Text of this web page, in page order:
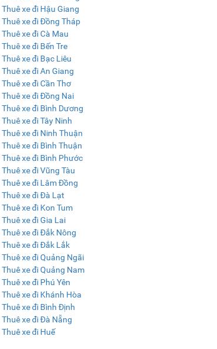
Thuê xe đi Hậu Giang
Thuê xe đi Đồng Tháp
Thuê xe đi Cà Mau
Thuê xe đi Bến Tre
Thuê xe đi Bạc Liêu
Thuê xe đi An Giang
Thuê xe đi Cần Thơ
Thuê xe đi Đồng Nai
Thuê xe đi Bình Dương
Thuê xe đi Tây Ninh
Thuê xe đi Ninh Thuận
Thuê xe đi Bình Thuận
Thuê xe đi Bình Phước
Thuê xe đi Vũng Tàu
Thuê xe đi Lâm Đồng
Thuê xe đi Đà Lạt
Thuê xe đi Kon Tum
Thuê xe đi Gia Lai
Thuê xe đi Đắk Nông
Thuê xe đi Đắk Lắk
Thuê xe đi Quảng Ngãi
Thuê xe đi Quảng Nam
Thuê xe đi Phú Yên
Thuê xe đi Khánh Hòa
Thuê xe đi Bình Định
Thuê xe đi Đà Nẵng
Thuê xe đi Huế